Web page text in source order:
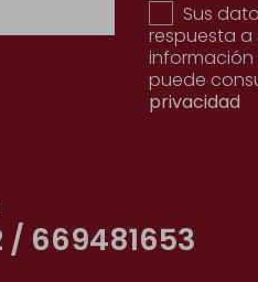
Sus
respuesta a
información
puede
privacidad
/ 669481653